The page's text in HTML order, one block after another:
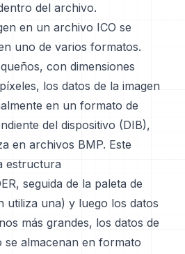
del archivo.
en un archivo ICO se
uno de varios formatos.
con dimensiones
los datos de la imagen
en un formato de
del dispositivo (DIB),
en archivos BMP. Este
estructura
seguida de la paleta de
utiliza una) y luego los datos
más grandes, los datos de
se almacenan en formato